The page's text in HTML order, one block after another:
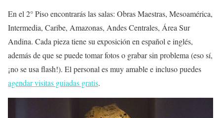
En el 2° Piso encontrarás las salas: Obras Maestras, Mesoamérica,
Intermedia, Caribe, Amazonas, Andes Centrales, Área Sur
Andina. Cada pieza tiene su exposición en español e inglés,
además de que se puede tomar fotos o grabar sin problema (eso sí,
¡no se usa flash!). El personal es muy amable e incluso puedes
agendar visitas guiadas gratis.